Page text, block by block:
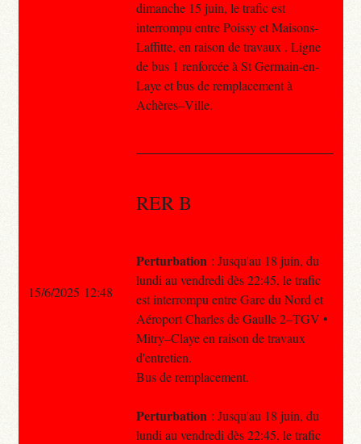
dimanche 15 juin, le trafic est
interrompu entre Poissy et Maisons-
Laffitte, en raison de travaux . Ligne
de bus 1 renforcée à St Germain-en-
Laye et bus de remplacement à
Achères–Ville.
RER B
Perturbation : Jusqu'au 18 juin, du
lundi au vendredi dès 22:45, le trafic
est interrompu entre Gare du Nord et
Aéroport Charles de Gaulle 2–TGV •
Mitry–Claye en raison de travaux
d'entretien.
Bus de remplacement.
Perturbation : Jusqu'au 18 juin, du
lundi au vendredi dès 22:45, le trafic
15/6/2025 12:48